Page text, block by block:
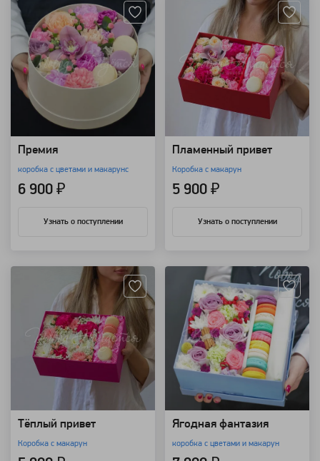
Премия
коробка с цветами и макарунс
6 900 ₽
Узнать о поступлении
Пламенный привет
Коробка с макарун
5 900 ₽
Узнать о поступлении
Тёплый привет
Коробка с макарун
Ягодная фантазия
коробка с цветами и макарун